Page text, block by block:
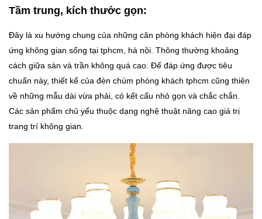
Tầm trung, kích thước gọn:
Đây là xu hướng chung của những căn phòng khách hiện đại đáp
ứng không gian sống tại tphcm, hà nội. Thông thường khoảng
cách giữa sàn và trần không quá cao. Để đáp ứng được tiêu
chuẩn này, thiết kế của đèn chùm phòng khách tphcm cũng thiên
về những mẫu dài vừa phải, có kết cấu nhỏ gọn và chắc chắn.
Các sản phẩm chủ yếu thuộc dạng nghệ thuật nâng cao giá trị
trang trí không gian.